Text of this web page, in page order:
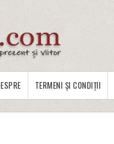
TERMENI ȘI CONDIȚII